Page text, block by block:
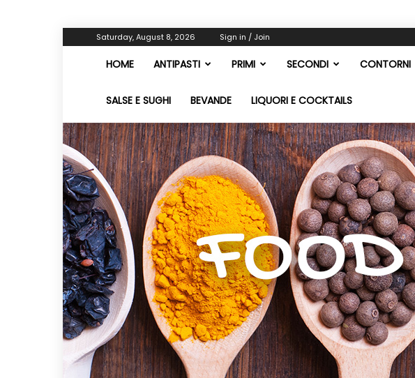
Saturday, August 8, 2026 Sign in / Join
HOME ANTIPASTI PRIMI SECONDI CONTORNI
SALSE E SUGHI BEVANDE LIQUORI E COCKTAILS